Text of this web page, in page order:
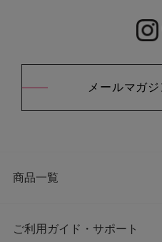
メールマガ
商品一覧
ご利用ガイド・サポート